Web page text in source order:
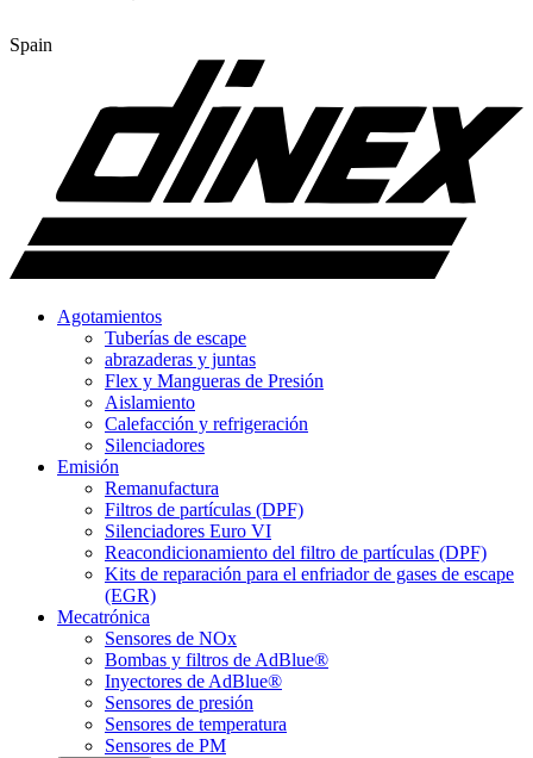
Spain
Agotamientos
Tuberías de escape
abrazaderas y juntas
Flex y Mangueras de Presión
Aislamiento
Calefacción y refrigeración
Silenciadores
Emisión
Remanufactura
Filtros de partículas (DPF)
Silenciadores Euro VI
Reacondicionamiento del filtro de partículas (DPF)
Kits de reparación para el enfriador de gases de escape
(EGR)
Mecatrónica
Sensores de NOx
Bombas y filtros de AdBlue®
Inyectores de AdBlue®
Sensores de presión
Sensores de temperatura
Sensores de PM